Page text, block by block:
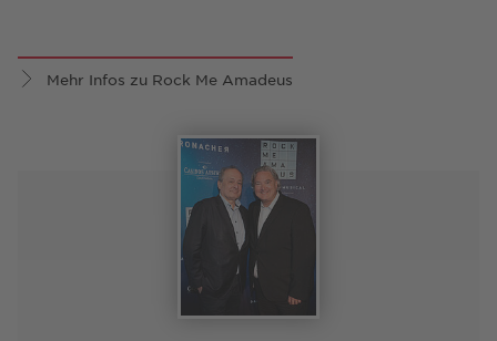
Mehr Infos zu Rock Me Amadeus